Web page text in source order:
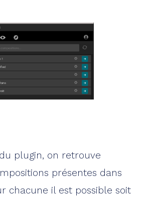
plugin, on retrouve
présentes dans
chacune il est possible soit